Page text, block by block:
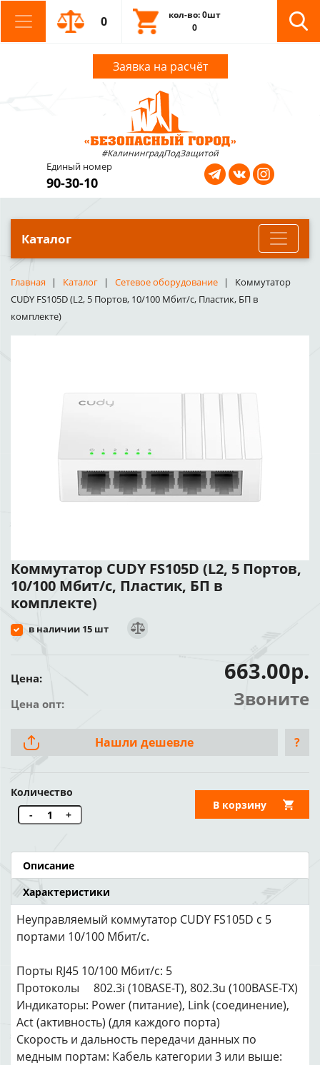
0
кол-во: 0шт
0
Заявка на расчёт
#КалининградПодЗащитой
Единый номер
90-30-10
Каталог
Главная Каталог Сетевое оборудование
Коммутатор
CUDY FS105D (L2, 5 Портов, 10/100 Мбит/с, Пластик, БП в
комплекте)
Коммутатор CUDY FS105D (L2, 5 Портов,
10/100 Мбит/с, Пластик, БП в
комплекте)
в наличии 15 шт
Цена: 663.00р.
Цена опт: Звоните
Нашли дешевле ?
Количество
-
+
В корзину
Описание
Характеристики
Неуправляемый коммутатор CUDY FS105D с 5
портами 10/100 Мбит/с.
Порты RJ45 10/100 Мбит/с: 5
Протоколы 802.3i (10BASE-T)‚ 802.3u (100BASE-TX)
Индикаторы: Power (питание)‚ Link (соединение)‚
Act (активность) (для каждого порта)
Скорость и дальность передачи данных по
медным портам: Кабель категории 3 или выше: